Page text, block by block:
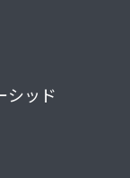
シッド